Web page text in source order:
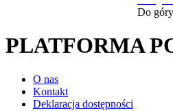
Do góry
PLATFORMA
O nas
Kontakt
Deklaracja dostępności